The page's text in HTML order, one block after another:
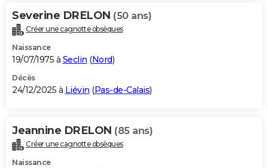
Severine DRELON (50 ans)
Créer une cagnotte obsèques
Naissance
19/07/1975 à Seclin (Nord)
Décès
24/12/2025 à Liévin (Pas-de-Calais)
Jeannine DRELON (85 ans)
Créer une cagnotte obsèques
Naissance